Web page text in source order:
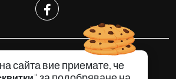
сайта вие приемате, че
КРИМИНАЛНО
ИНЦИДЕНТИ